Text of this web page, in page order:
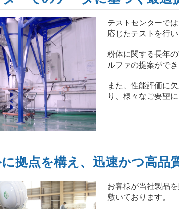
テストセンターで
応じたテストを行
粉体に関する長年
ルファの提案がで
また、性能評価に
り、様々なご要望
拠点を構え、迅速かつ高品
お客様が当社製品
敷いております。